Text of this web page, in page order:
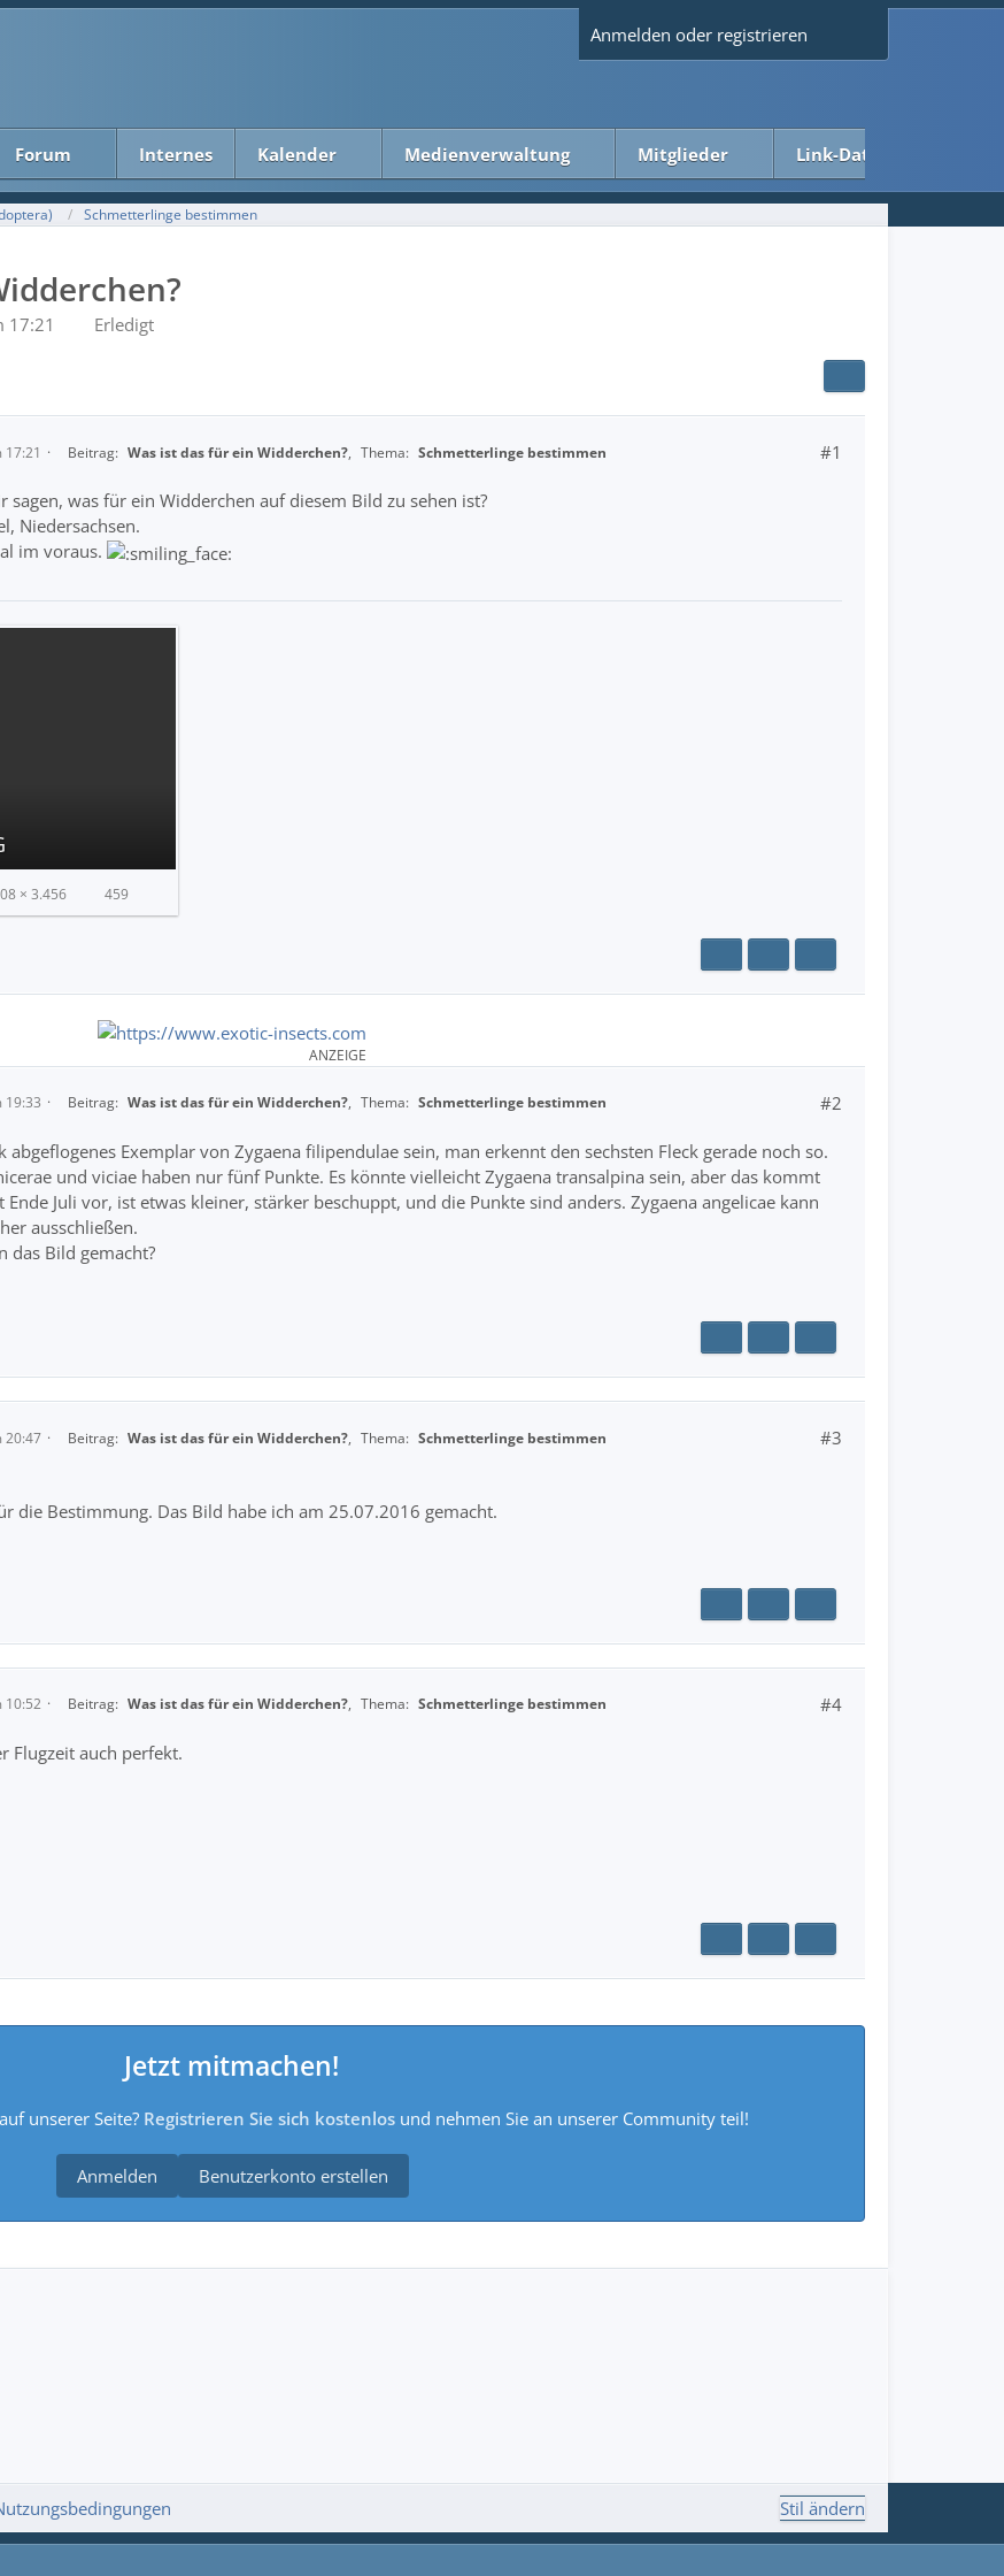
Anmelden oder registrieren
Forum Internes Kalender Medienverwaltung Mitglieder Link-Datenbank
Schmetterlinge bestimmen
17:21 Erledigt
17:21 Beitrag: Was ist das für ein Widderchen?, Thema: Schmetterlinge bestimmen #1
sagen, was für ein Widderchen auf diesem Bild zu sehen ist?
Niedersachsen.
im voraus.
× 3.456 459
ANZEIGE
19:33 Beitrag: Was ist das für ein Widderchen?, Thema: Schmetterlinge bestimmen #2
abgeflogenes Exemplar von Zygaena filipendulae sein, man erkennt den sechsten Fleck gerade noch so.
und viciae haben nur fünf Punkte. Es könnte vielleicht Zygaena transalpina sein, aber das kommt
Juli vor, ist etwas kleiner, stärker beschuppt, und die Punkte sind anders. Zygaena angelicae kann
ausschließen.
das Bild gemacht?
20:47 Beitrag: Was ist das für ein Widderchen?, Thema: Schmetterlinge bestimmen #3
die Bestimmung. Das Bild habe ich am 25.07.2016 gemacht.
10:52 Beitrag: Was ist das für ein Widderchen?, Thema: Schmetterlinge bestimmen #4
Flugzeit auch perfekt.
Jetzt mitmachen!
unserer Seite? Registrieren Sie sich kostenlos und nehmen Sie an unserer Community teil!
Benutzerkonto erstellen
Anmelden
Stil ändern